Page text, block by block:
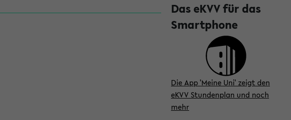
Das eKVV für das
Smartphone
Die App 'Meine Uni' zeigt den
eKVV Stundenplan und noch
mehr